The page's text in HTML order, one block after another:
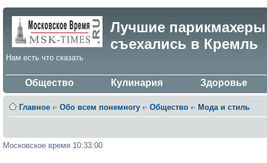
Лучшие парикмахеры
съехались в Кремль
Нам есть что сказать
Общество Кулинария Здоровье
Главное ‹· Обо всем понемногу ‹· Общество ‹· Мода и стиль
Московское время 10:33:00